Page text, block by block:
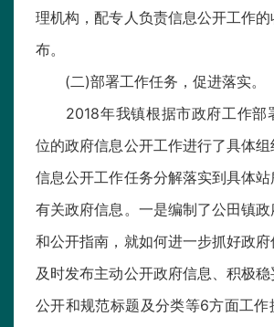
理机构，配专人负责信息公开工作
布。
(二)部署工作任务，促进落实。
2018年我镇根据市政府工作部
位的政府信息公开工作进行了具体
信息公开工作任务分解落实到具体
有关政府信息。一是编制了公田镇
和公开指南，就如何进一步抓好政府
及时发布主动公开政府信息、积极
公开和规范标题及分类等6方面工作